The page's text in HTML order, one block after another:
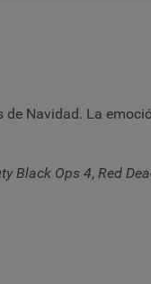
Navidad. La
Black Ops 4, Red